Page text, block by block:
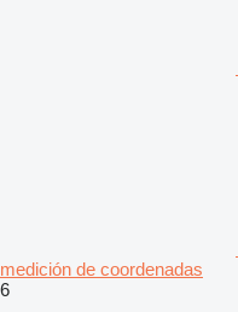
medición de coordenadas
6